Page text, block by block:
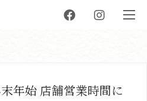
年始 店舗営業時間に